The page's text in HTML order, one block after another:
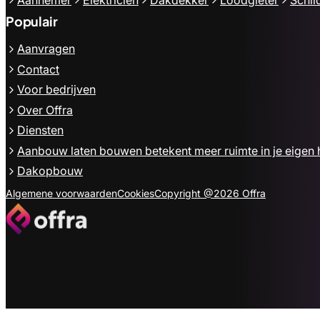
Populair
Aanvragen
Contact
Voor bedrijven
Over Offra
Diensten
Aanbouw laten bouwen betekent meer ruimte in je eigen
Dakopbouw
Algemene voorwaardenCookiesCopyright @2026 Offra